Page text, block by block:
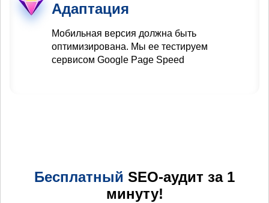
Адаптация
Мобильная версия должна быть
оптимизирована. Мы ее тестируем
сервисом Google Page Speed
Бесплатный SEO-аудит за 1
минуту!